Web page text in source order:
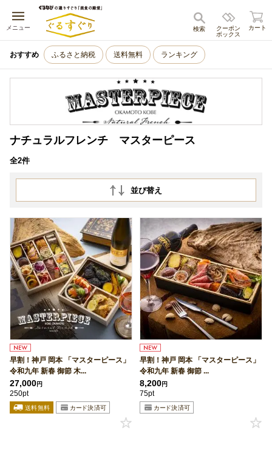
メニュー
キャンセル
クーポン
ボックス
検索 カート
おすすめ ふるさと納税 送料無料 ランキング
ナチュラルフレンチ マスターピース
全2件
並び替え
早割！神戸 岡本 「マスターピース」
令和九年 新春 御節 木...
27,000円
250pt
早割！神戸 岡本 「マスターピース」
令和九年 新春 御節 ...
8,200円
75pt